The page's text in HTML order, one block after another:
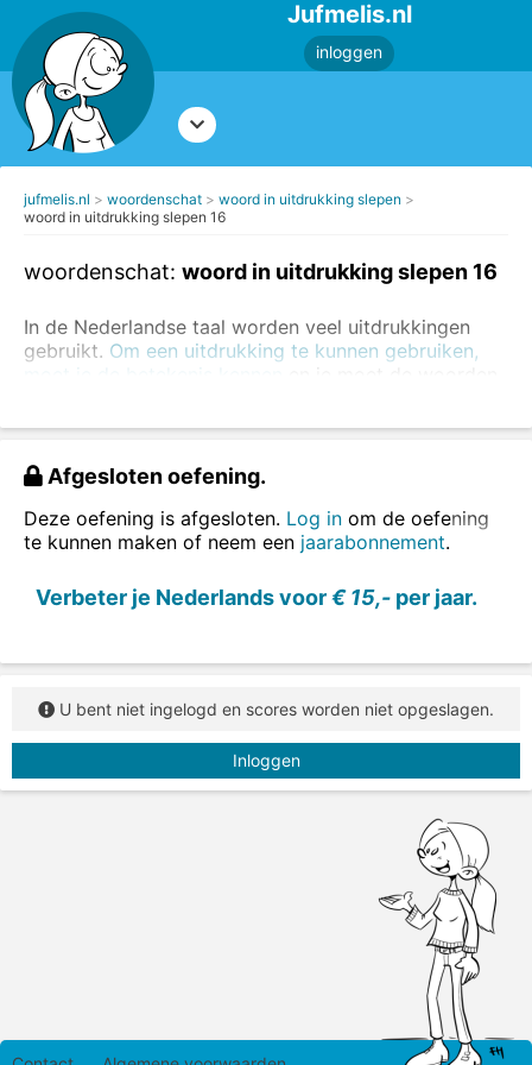
Jufmelis.nl
inloggen
jufmelis.nl woordenschat
woord in uitdrukking slepen
woord in uitdrukking slepen 16
woordenschat: woord in uitdrukking slepen 16
In de Nederlandse taal worden veel uitdrukkingen
gebruikt. Om een uitdrukking te kunnen gebruiken,
de ontbrekende woorden invullen.
Je kunt ook eerst
oefenen met het opzoeken van
uitdrukkingen in een woordenboek
met het herkennen van figuurlijk taalgebruik.
In deze opdracht zie je vijf uitdrukkingen. Sleep
Afgesloten oefening.
Deze oefening is afgesloten. Log in om de oefening
te kunnen maken of neem een jaarabonnement.
Verbeter je Nederlands voor€ 15,- per jaar.
U bent niet ingelogd en scores worden niet opgeslagen.
Inloggen